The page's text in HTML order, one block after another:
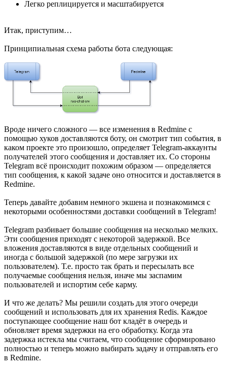
Легко реплицируется и масштабируется
Итак, приступим…
Принципиальная схема работы бота следующая:
Вроде ничего сложного — все изменения в Redmine с
помощью хуков доставляются боту, он смотрит тип события, в
каком проекте это произошло, определяет Telegram-аккаунты
получателей этого сообщения и доставляет их. Со стороны
Telegram всё происходит похожим образом — определяется
тип сообщения, к какой задаче оно относится и доставляется в
Redmine.
Теперь давайте добавим немного экшена и познакомимся с
некоторыми особенностями доставки сообщений в Telegram!
Telegram разбивает большие сообщения на несколько мелких.
Эти сообщения приходят с некоторой задержкой. Все
вложения доставляются в виде отдельных сообщений и
иногда с большой задержкой (по мере загрузки их
пользователем). Т.е. просто так брать и пересылать все
получаемые сообщения нельзя, иначе мы заспамим
пользователей и испортим себе карму.
И что же делать? Мы решили создать для этого очереди
сообщений и использовать для их хранения Redis. Каждое
поступающее сообщение наш бот кладёт в очередь и
обновляет время задержки на его обработку. Когда эта
задержка истекла мы считаем, что сообщение сформировано
полностью и теперь можно выбирать задачу и отправлять его
в Redmine.